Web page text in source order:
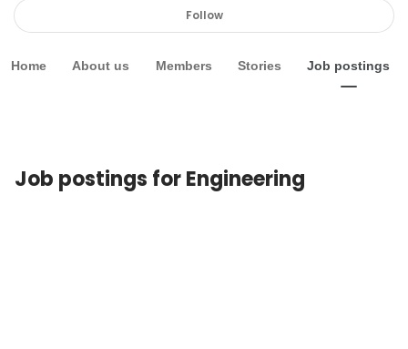
Follow
Home About us Members Stories Job postings
Job postings for Engineering